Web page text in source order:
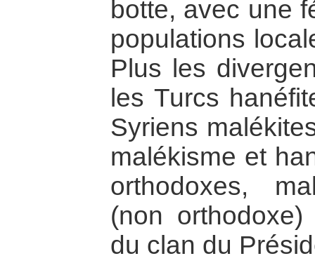
botte, avec une
populations
Plus les
les Turcs
Syriens
malékisme et
orthodoxes,
(non
du clan du